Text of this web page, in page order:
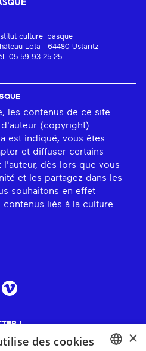
culturel basque
Lota - 64480 Ustaritz
05 59 93 25 25
les contenus de ce site
(copyright).
est indiqué, vous êtes
et diffuser certains
dès lors que vous
et les partagez dans les
souhaitons en effet
liés à la culture
!
×
des cookies